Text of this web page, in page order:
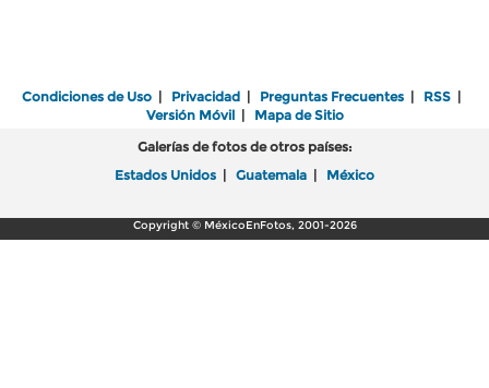
Condiciones de Uso | Privacidad | Preguntas Frecuentes | RSS |
Versión Móvil| Mapa de Sitio
Galerías de fotos de otros países:
Estados Unidos | Guatemala | México
Copyright © MéxicoEnFotos, 2001-2026